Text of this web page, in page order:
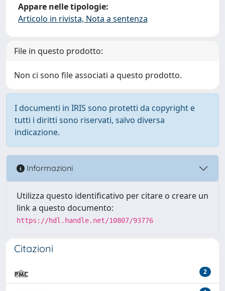
Appare nelle tipologie:
Articolo in rivista, Nota a sentenza
File in questo prodotto:
Non ci sono file associati a questo prodotto.
I documenti in IRIS sono protetti da copyright e
tutti i diritti sono riservati, salvo diversa
indicazione.
Informazioni
Utilizza questo identificativo per citare o creare un
link a questo documento:
https://hdl.handle.net/10807/93776
Citazioni
2